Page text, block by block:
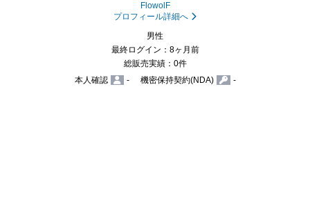
FlowolF
プロフィール詳細へ
男性
最終ログイン：8ヶ月前
総販売実績：0件
本人確認
- 機密保持契約(NDA) -